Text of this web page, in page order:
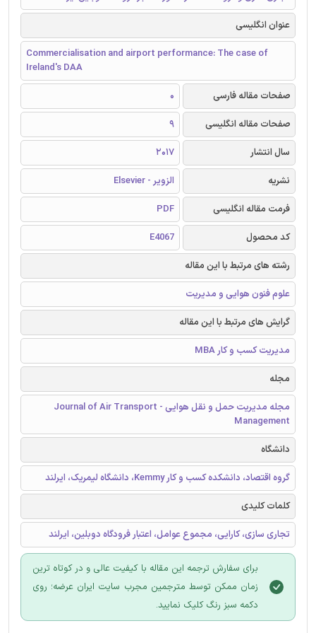
عنوان انگلیسی
Commercialisation and airport performance: The case of
Ireland's DAA
صفحات مقاله فارسی
0
صفحات مقاله انگلیسی
9
سال انتشار
2017
نشریه
الزویر - Elsevier
فرمت مقاله انگلیسی
PDF
کد محصول
E4067
رشته های مرتبط با این مقاله
علوم فنون هوایی و مدیریت
گرایش های مرتبط با این مقاله
مدیریت کسب و کار MBA
مجله
مجله مدیریت حمل و نقل هوایی - Journal of Air Transport
Management
دانشگاه
گروه اقتصاد، دانشکده کسب و کار Kemmy، دانشگاه لیمریک، ایرلند
کلمات کلیدی
تجاری سازی، کارایی، مجموع عوامل، اعتبار فرودگاه دوبلین، ایرلند
برای سفارش ترجمه این مقاله با کیفیت عالی و در کوتاه ترین
زمان ممکن توسط مترجمین مجرب سایت ایران عرضه؛ روی
دکمه سبز رنگ کلیک نمایید.